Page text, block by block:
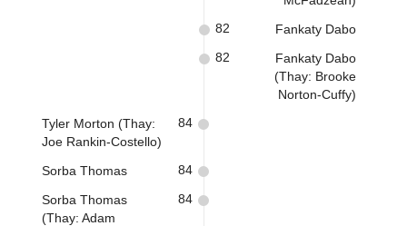
Fankaty Dabo
82
Fankaty Dabo
(Thay: Brooke
Norton-Cuffy)
82
Tyler Morton (Thay:
Joe Rankin-Costello)
84
Sorba Thomas 84
Sorba Thomas
(Thay: Adam
84